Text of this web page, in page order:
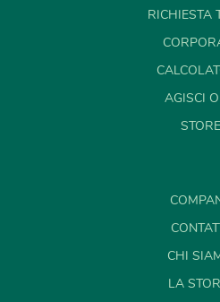
RICHIESTA
AGISCI
STORE
CHI
LA